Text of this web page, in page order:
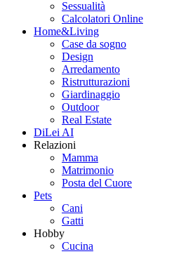
Sessualità
Calcolatori Online
Home&Living
Case da sogno
Design
Arredamento
Ristrutturazioni
Giardinaggio
Outdoor
Real Estate
DiLei AI
Relazioni
Mamma
Matrimonio
Posta del Cuore
Pets
Cani
Gatti
Hobby
Cucina